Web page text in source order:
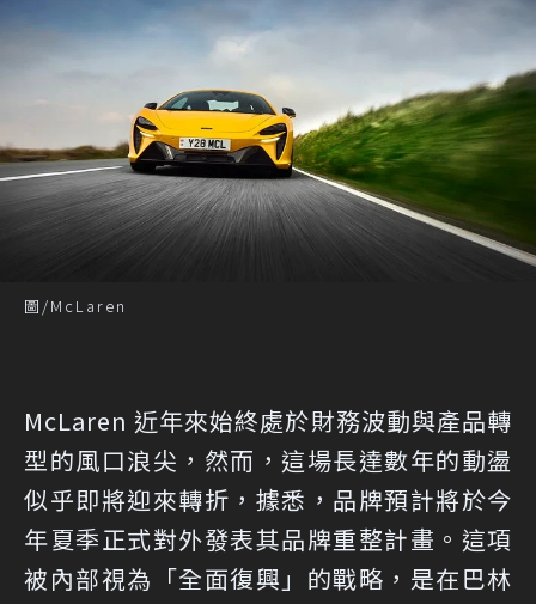
圖/McLaren
McLaren 近年來始終處於財務波動與產品轉
型的風口浪尖，然而，這場長達數年的動盪
似乎即將迎來轉折，據悉，品牌預計將於今
年夏季正式對外發表其品牌重整計畫。這項
被內部視為「全面復興」的戰略，是在巴林